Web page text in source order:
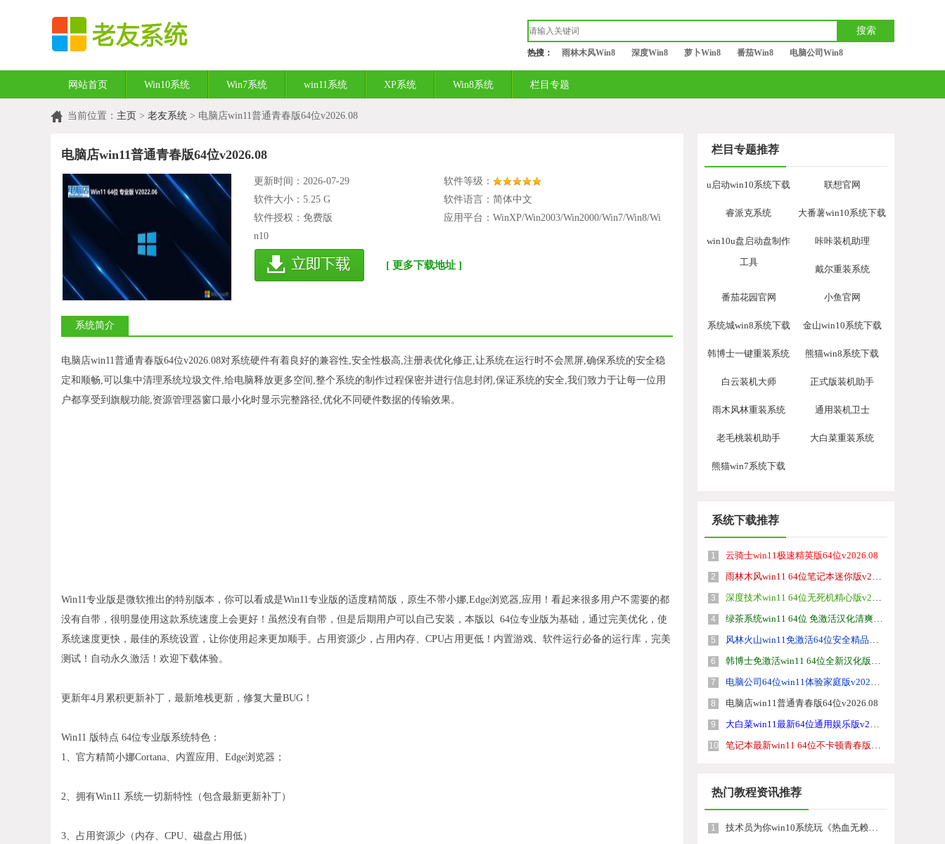
热搜： 雨林木风Win8 深度Win8 萝卜Win8 番茄Win8 电脑公司Win8
网站首页 Win10系统 Win7系统 win11系统 XP系统 Win8系统 栏目专题
当前位置： 主页 > 老友系统 > 电脑店win11普通青春版64位v2026.08
电脑店win11普通青春版64位v2026.08
更新时间：2026-07-29
软件大小： 5.25 G
软件授权：免费版
软件等级：
软件语言：简体中文
应用平台：WinXP/Win2003/Win2000/Win7/Win8/Wi
n10
[ 更多下载地址 ]
系统简介
电脑店win11普通青春版64位v2026.08对系统硬件有着良好的兼容性,安全性极高,注册表优化修正,让系统在运行时不会黑屏,确保系统的安全稳
定和顺畅,可以集中清理系统垃圾文件,给电脑释放更多空间,整个系统的制作过程保密并进行信息封闭,保证系统的安全,我们致力于让每一位用
户都享受到旗舰功能,资源管理器窗口最小化时显示完整路径,优化不同硬件数据的传输效果。
Win11专业版是微软推出的特别版本，你可以看成是Win11专业版的适度精简版，原生不带小娜,Edge浏览器,应用！看起来很多用户不需要的都
没有自带，很明显使用这款系统速度上会更好！虽然没有自带，但是后期用户可以自己安装，本版以 64位专业版为基础，通过完美优化，使
系统速度更快，最佳的系统设置，让你使用起来更加顺手。占用资源少，占用内存、CPU占用更低！内置游戏、软件运行必备的运行库，完美
测试！自动永久激活！欢迎下载体验。
更新年4月累积更新补丁，最新堆栈更新，修复大量BUG！
Win11 版特点 64位专业版系统特色：
1、官方精简小娜Cortana、内置应用、Edge浏览器；
2、拥有Win11 系统一切新特性（包含最新更新补丁）
3、占用资源少（内存、CPU、磁盘占用低）
栏目专题推荐
u启动win10系统下载 联想官网
睿派克系统 大番薯win10系统下载
win10u盘启动盘制作
工具
咔咔装机助理
戴尔重装系统
番茄花园官网 小鱼官网
系统城win8系统下载 金山win10系统下载
韩博士一键重装系统 熊猫win8系统下载
白云装机大师 正式版装机助手
雨木风林重装系统 通用装机卫士
老毛桃装机助手 大白菜重装系统
熊猫win7系统下载
系统下载推荐
1 云骑士win11极速精英版64位v2026.08
2 雨林木风win11 64位笔记本迷你版v2026.08免激活
3 深度技术win11 64位无死机精心版v2026.08
4 绿茶系统win11 64位 免激活汉化清爽版v2026.08
5 风林火山win11免激活64位安全精品版v2026.08
6 韩博士免激活win11 64位全新汉化版v2026.08
7 电脑公司64位win11体验家庭版v2026.08
8 电脑店win11普通青春版64位v2026.08
9 大白菜win11最新64位通用娱乐版v2026.08
10 笔记本最新win11 64位不卡顿青春版v2026.08
热门教程资讯推荐
1 技术员为你win10系统玩《热血无赖》游戏突然闪退的教程